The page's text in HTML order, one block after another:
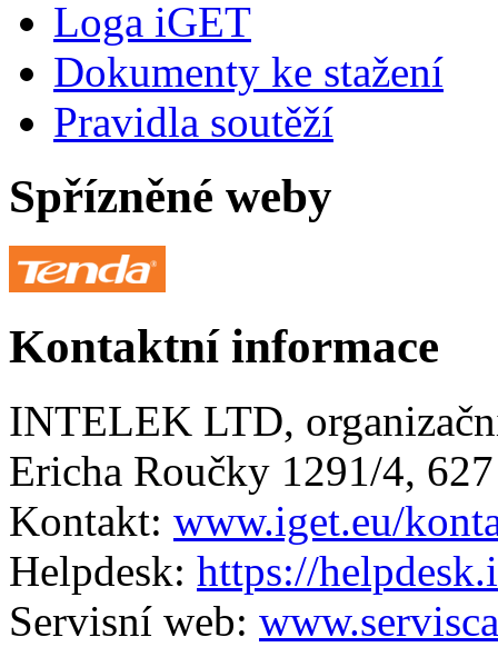
Loga iGET
Dokumenty ke stažení
Pravidla soutěží
Spřízněné weby
Kontaktní informace
INTELEK LTD,
Ericha Roučky 1291/4,
Kontakt: www.iget.eu/
Helpdesk: https://
Servisní web: